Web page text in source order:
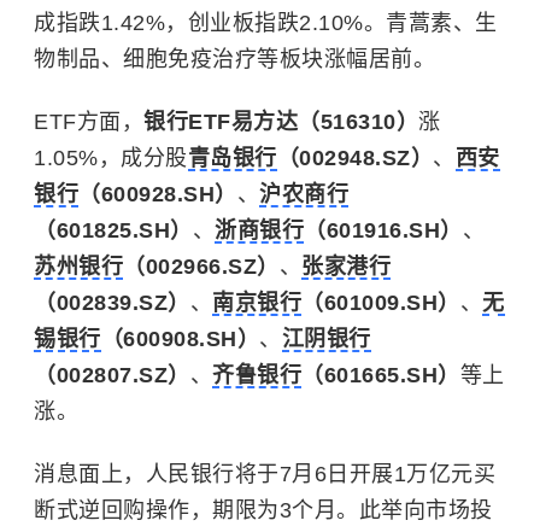
成指跌1.42%，创业板指跌2.10%。青蒿素、生
物制品、细胞免疫治疗等板块涨幅居前。
ETF方面， 银行ETF易方达（516310） 涨
1.05%，成分股青岛银行 （002948.SZ） 、 西安
银行 （600928.SH） 、 沪农商行
（601825.SH） 、 浙商银行 （601916.SH） 、
苏州银行 （002966.SZ） 、 张家港行
（002839.SZ） 、 南京银行 （601009.SH） 、 无
锡银行 （600908.SH） 、 江阴银行
（002807.SZ） 、 齐鲁银行 （601665.SH） 等上
涨。
消息面上，人民银行将于7月6日开展1万亿元买
断式逆回购操作，期限为3个月。此举向市场投